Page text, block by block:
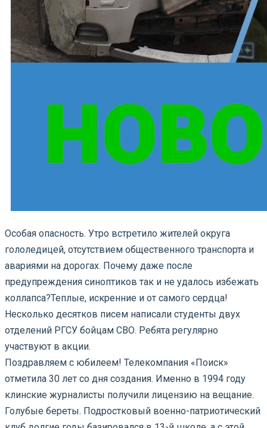
Особая опасность. Утро встретило жителей округа
гололедицей, отсутствием общественного транспорта и
авариями на дорогах. Почему даже после
предупреждения синоптиков так и не удалось избежать
коллапса?Теплые, искренние и от самого сердца!
Несколько десятков писем написали студенты двух
отделений РГСУ бойцам СВО. Ребята регулярно
участвуют в акции.
Поздравляем с юбилеем! Телекомпания «Поиск»
отметила 30 лет со дня создания. Именно в 1994 году
клинские журналисты получили лицензию на вещание.
Голубые береты. Подростковый военно-патриотический